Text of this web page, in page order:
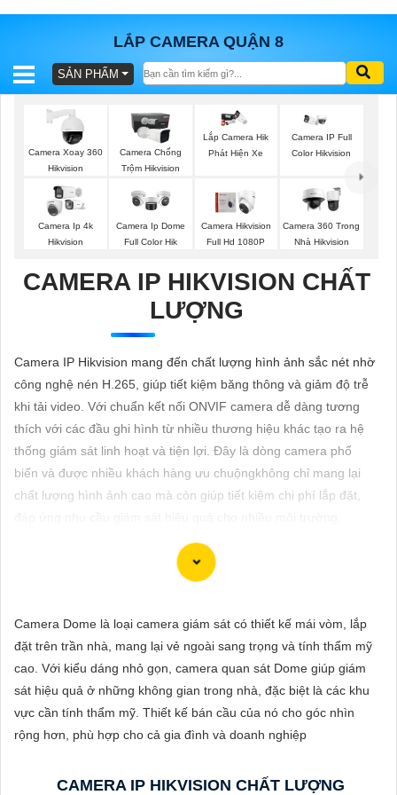
LẮP CAMERA QUẬN 8
BÁO
TRỌN
GÓI
SẢN
LẮP
ĐẶT
PHỤ
KIỆN
VẤN
DỊCH
VỤ
SẢN PHẨM
Camera Xoay 360
Hikvision
Camera Chống
Trộm Hikvision
Lắp Camera Hik
Phát Hiện Xe
Camera IP Full
Color Hikvision
Camera Ip 4k
Hikvision
Camera Ip Dome
Full Color Hik
Camera Hikvision
Full Hd 1080P
Camera 360 Trong
Nhà Hikvision
CAMERA IP HIKVISION CHẤT
LƯỢNG
Camera IP Hikvision mang đến chất lượng hình ảnh sắc nét nhờ
công nghệ nén H.265, giúp tiết kiệm băng thông và giảm độ trễ
khi tải video. Với chuẩn kết nối ONVIF camera dễ dàng tương
thích với các đầu ghi hình từ nhiều thương hiệu khác tạo ra hệ
thống giám sát linh hoạt và tiện lợi. Đây là dòng camera phổ
biến và được nhiều khách hàng ưu chuộngkhông chỉ mang lại
chất lượng hình ảnh cao mà còn giúp tiết kiệm chi phí lắp đặt,
vực an ninh và giám sát. Với chất lượng hình ảnh sắc nét và giá
Camera Dome là loại camera giám sát có thiết kế mái vòm, lắp
đặt trên trần nhà, mang lại vẻ ngoài sang trọng và tính thẩm mỹ
cao. Với kiểu dáng nhỏ gọn, camera quan sát Dome giúp giám
sát hiệu quả ở những không gian trong nhà, đặc biệt là các khu
vực cần tính thẩm mỹ. Thiết kế bán cầu của nó cho góc nhìn
rộng hơn, phù hợp cho cả gia đình và doanh nghiệp
CAMERA IP HIKVISION CHẤT LƯỢNG